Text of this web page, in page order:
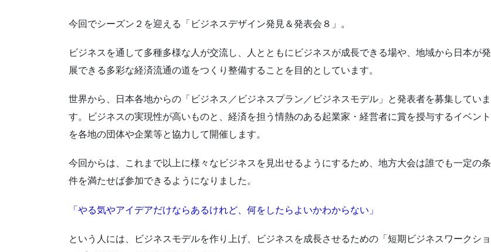
今回でシーズン２を迎える「ビジネスデザイン発見＆発表会８」。
ビジネスを通して多種多様な人が交流し、人とともにビジネスが成長できる場や、地域から日本が発
展できる多彩な経済流通の道をつくり整備することを目的としています。
世界から、日本各地からの「ビジネス／ビジネスプラン／ビジネスモデル」と発表者を募集していま
す。ビジネスの実現性が高いものと、経済を担う情熱のある起業家・経営者に賞を授与するイベント
を各地の団体や企業等と協力して開催します。
今回からは、これまで以上に様々なビジネスを見出せるようにするため、地方大会は誰でも一定の条
件を満たせば参加できるようになりました。
「やる気やアイデアだけならあるけれど、何をしたらよいかわからない」
という人には、ビジネスモデルを作り上げ、ビジネスを成長させるための「短期ビジネスワークショ